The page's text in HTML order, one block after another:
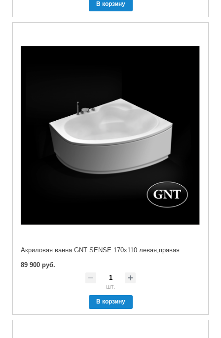
В корзину
Акриловая ванна GNT SENSE 170x110 левая,правая
89 900 руб.
шт.
В корзину